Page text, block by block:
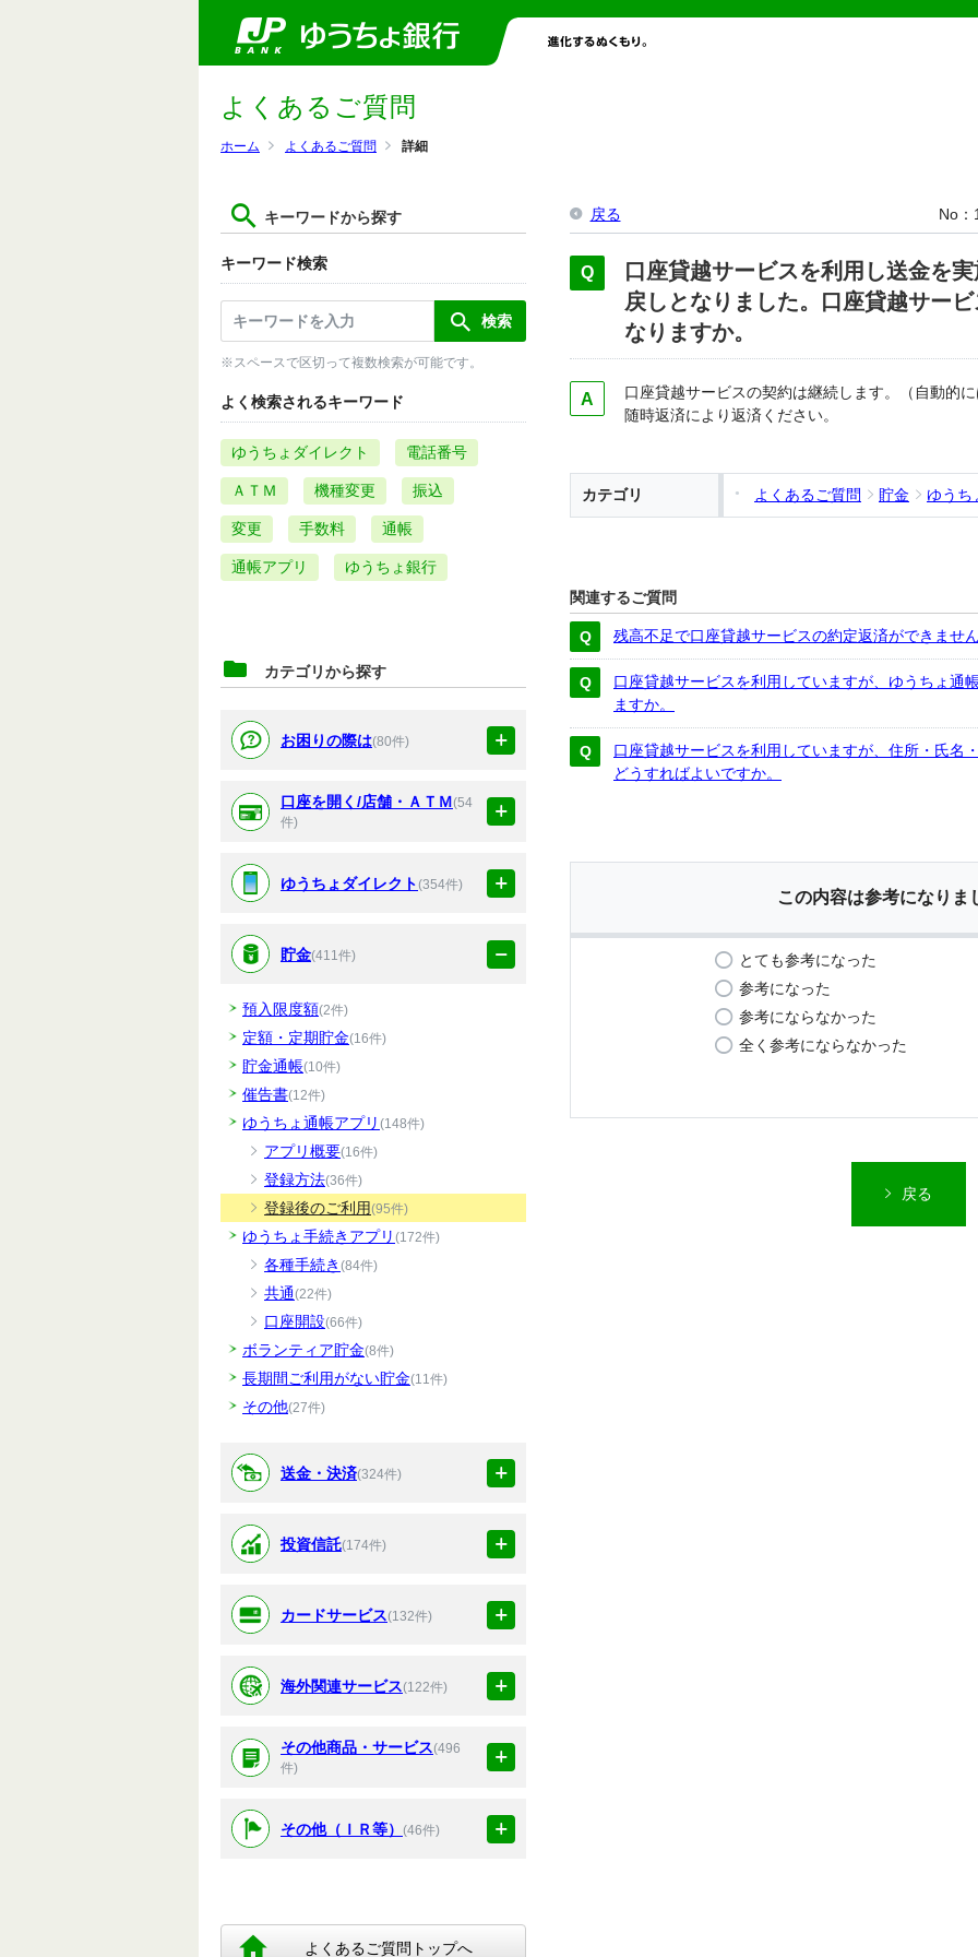
ホーム よくあるご質問 詳細
よくあるご質問
キーワードから探す
キーワード検索
※スペースで区切って複数検索が可能です。
よく検索されるキーワード
ゆうちょダイレクト 電話番号
ＡＴＭ 機種変更 振込
変更 手数料 通帳
通帳アプリ ゆうちょ銀行
カテゴリから探す
お困りの際は(80件)
口座を開く/店舗・ＡＴＭ(54
件)
ゆうちょダイレクト(354件)
貯金(411件)
預入限度額(2件)
定額・定期貯金(16件)
貯金通帳(10件)
催告書(12件)
ゆうちょ通帳アプリ (148件)
アプリ概要(16件)
登録方法(36件)
登録後のご利用(95件)
ゆうちょ手続きアプリ (172件)
各種手続き (84件)
共通(22件)
口座開設(66件)
ボランティア貯金(8件)
長期間ご利用がない貯金(11件)
その他(27件)
送金・決済(324件)
投資信託(174件)
カードサービス(132件)
海外関連サービス(122件)
その他商品・サービス(496
件)
その他（ＩＲ等） (46件)
よくあるご質問トップへ
戻る No
口座貸越サービスを利用し送金を
戻しとなりました。口座貸越サー
なりますか。
口座貸越サービスの契約は継続します。（自動的
随時返済により返済ください。
カテゴリ よくあるご質問 貯金 ゆうち
関連するご質問
残高不足で口座貸越サービスの約定返済ができませ
口座貸越サービスを利用していますが、ゆうちょ通
ますか。
口座貸越サービスを利用していますが、住所・氏名
どうすればよいですか。
この内容は参考になりま
とても参考になった
参考になった
参考にならなかった
全く参考にならなかった
戻る